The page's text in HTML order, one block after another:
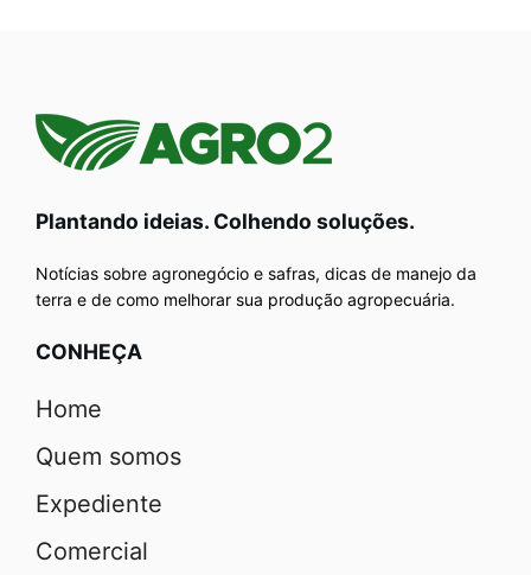
Plantando ideias. Colhendo soluções.
Notícias sobre agronegócio e safras, dicas de manejo da
terra e de como melhorar sua produção agropecuária.
CONHEÇA
Home
Quem somos
Expediente
Comercial